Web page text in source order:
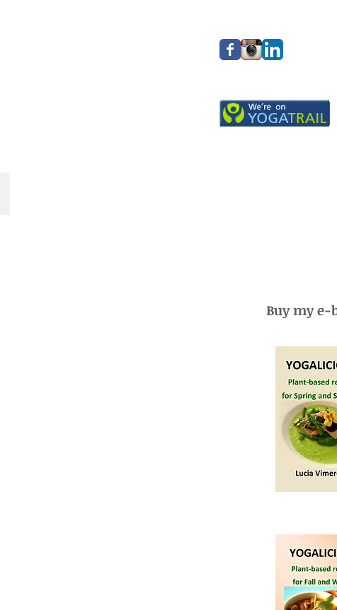
Buy my e-